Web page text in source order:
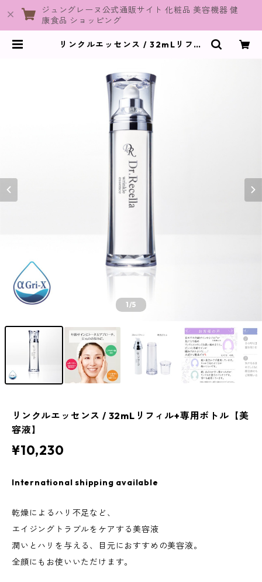
ジュングレーヌ公式通販サイト 化粧品 美容機器 健
康食品 ショッピング
リンクルエッセンス / 32mLリフィ
1/5
リンクルエッセンス / 32mLリフィル+専用ボトル【美
容液】
¥10,230
International shipping available
乾燥によるハリ不足など、
エイジングトラブルをケアする美容液
潤いとハリを与える、目元におすすめの美容液。
全顔にもお使いいただけます。